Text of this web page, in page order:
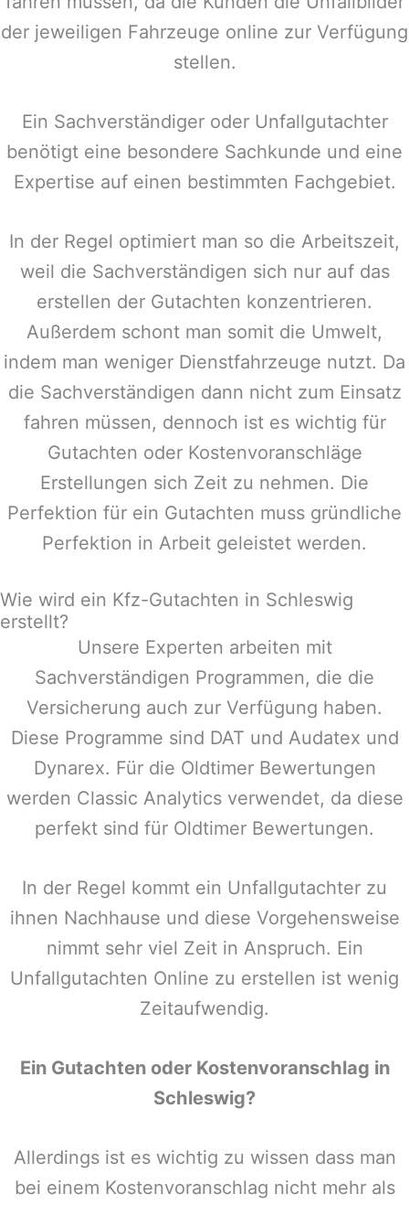
der jeweiligen Fahrzeuge online zur Verfügung
stellen.
Ein Sachverständiger oder Unfallgutachter
benötigt eine besondere Sachkunde und eine
Expertise auf einen bestimmten Fachgebiet.
In der Regel optimiert man so die Arbeitszeit,
weil die Sachverständigen sich nur auf das
erstellen der Gutachten konzentrieren.
Außerdem schont man somit die Umwelt,
indem man weniger Dienstfahrzeuge nutzt. Da
die Sachverständigen dann nicht zum Einsatz
fahren müssen, dennoch ist es wichtig für
Gutachten oder Kostenvoranschläge
Erstellungen sich Zeit zu nehmen. Die
Perfektion für ein Gutachten muss gründliche
Perfektion in Arbeit geleistet werden.
Wie wird ein Kfz-Gutachten in Schleswig
erstellt?
Unsere Experten arbeiten mit
Sachverständigen Programmen, die die
Versicherung auch zur Verfügung haben.
Diese Programme sind DAT und Audatex und
Dynarex. Für die Oldtimer Bewertungen
werden Classic Analytics verwendet, da diese
perfekt sind für Oldtimer Bewertungen.
In der Regel kommt ein Unfallgutachter zu
ihnen Nachhause und diese Vorgehensweise
nimmt sehr viel Zeit in Anspruch. Ein
Unfallgutachten Online zu erstellen ist wenig
Zeitaufwendig.
Ein Gutachten oder Kostenvoranschlag in
Schleswig?
Allerdings ist es wichtig zu wissen dass man
bei einem Kostenvoranschlag nicht mehr als